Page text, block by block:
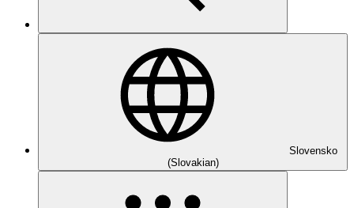
Slovensko
(Slovakian)